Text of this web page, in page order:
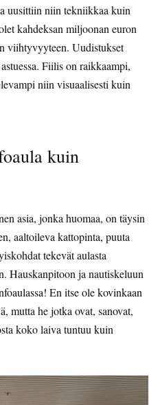
uusittiin niin tekniikkaa kuin
kahdeksan miljoonan euron
viihtyvyyteen. Uudistukset
Fiilis on raikkaampi,
niin visuaalisesti kuin
kuin
asia, jonka huomaa, on täysin
aaltoileva kattopinta, puuta
tekevät aulasta
Hauskanpitoon ja nautiskeluun
En itse ole kovinkaan
mutta he jotka ovat, sanovat,
koko laiva tuntuu kuin